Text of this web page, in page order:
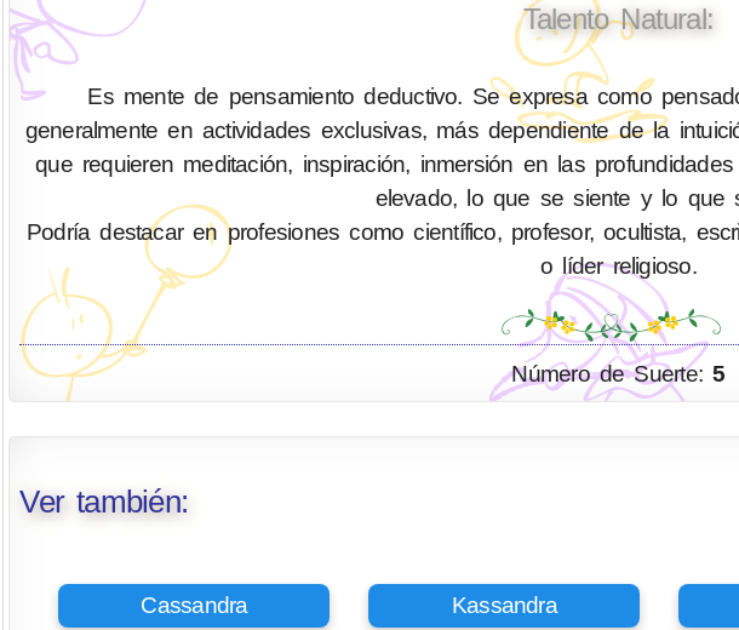
Talento Natural:
Es mente de pensamiento deductivo. Se expresa como
generalmente en actividades exclusivas, más dependiente de la
que requieren meditación, inspiración, inmersión en las
elevado, lo que se siente y lo que
Podría destacar en profesiones como científico, profesor, ocultista,
o líder religioso.
Número de Suerte:5
Ver también:
Cassandra Kassandra